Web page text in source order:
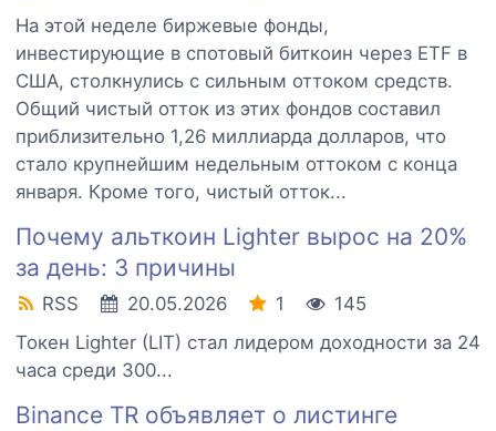
На этой неделе биржевые фонды,
инвестирующие в спотовый биткоин через ETF в
США, столкнулись с сильным оттоком средств.
Общий чистый отток из этих фондов составил
приблизительно 1,26 миллиарда долларов, что
стало крупнейшим недельным оттоком с конца
января. Кроме того, чистый отток...
Почему альткоин Lighter вырос на 20%
за день: 3 причины
RSS 20.05.2026 1
145
Токен Lighter (LIT) стал лидером доходности за 24
часа среди 300...
Binance TR объявляет о листинге